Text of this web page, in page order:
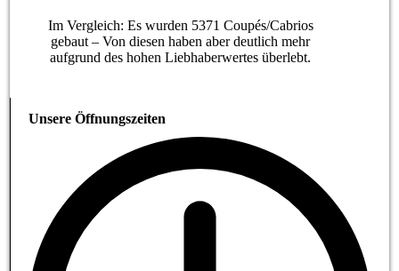
Im Vergleich: Es wurden 5371 Coupés/Cabrios
gebaut – Von diesen haben aber deutlich mehr
aufgrund des hohen Liebhaberwertes überlebt.
Unsere Öffnungszeiten